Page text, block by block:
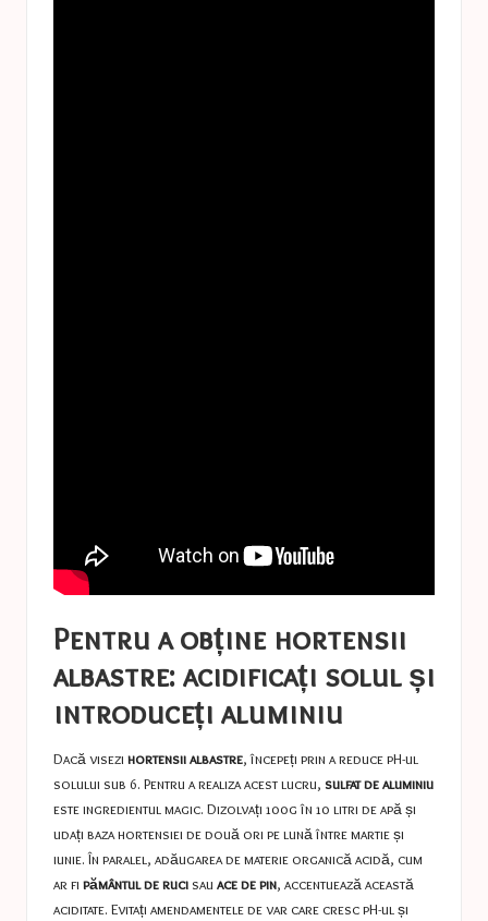
Pentru a obține hortensii
albastre: acidificați solul și
introduceți aluminiu
Dacă visezi hortensii albastre, începeți prin a reduce pH-ul
solului sub 6. Pentru a realiza acest lucru, sulfat de aluminiu
este ingredientul magic. Dizolvați 100g în 10 litri de apă și
udați baza hortensiei de două ori pe lună între martie și
iunie. În paralel, adăugarea de materie organică acidă, cum
ar fi pământul de ruci sau ace de pin, accentuează această
aciditate. Evitați amendamentele de var care cresc pH-ul și